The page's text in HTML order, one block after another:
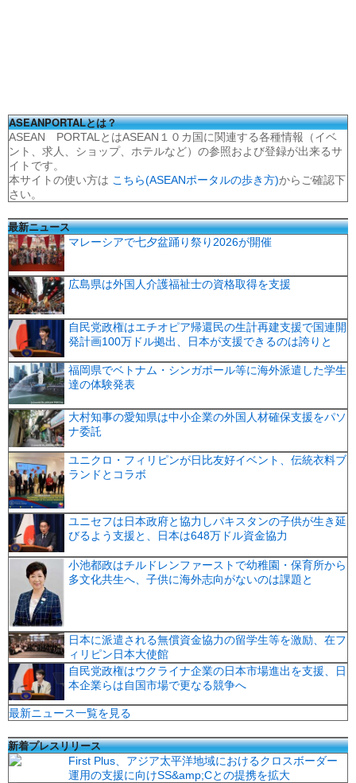
ASEANPORTALとは？
ASEAN PORTALとはASEAN１０カ国に関連する各種情報（イベ
ント、求人、ショップ、ホテルなど）の参照および登録が出来るサ
イトです。
本サイトの使い方は こちら(ASEANポータルの歩き方)からご確認下
さい。
最新ニュース
マレーシアで七夕盆踊り祭り2026が開催
広島県は外国人介護福祉士の資格取得を支援
自民党政権はエチオピア帰還民の生計再建支援で国連開
発計画100万ドル拠出、日本が支援できるのは誇りと
福岡県でベトナム・シンガポール等に海外派遣した学生
達の体験発表
大村知事の愛知県は中小企業の外国人材確保支援をパソ
ナ委託
ユニクロ・フィリピンが日比友好イベント、伝統衣料ブ
ランドとコラボ
ユニセフは日本政府と協力しパキスタンの子供が生き延
びるよう支援と、日本は648万ドル資金協力
小池都政はチルドレンファーストで幼稚園・保育所から
多文化共生へ、子供に海外志向がないのは課題と
日本に派遣される無償資金協力の留学生等を激励、在フ
ィリピン日本大使館
自民党政権はウクライナ企業の日本市場進出を支援、日
本企業らは自国市場で更なる競争へ
最新ニュース一覧を見る
新着プレスリリース
First Plus、アジア太平洋地域におけるクロスボーダー
運用の支援に向けSS&amp;Cとの提携を拡大